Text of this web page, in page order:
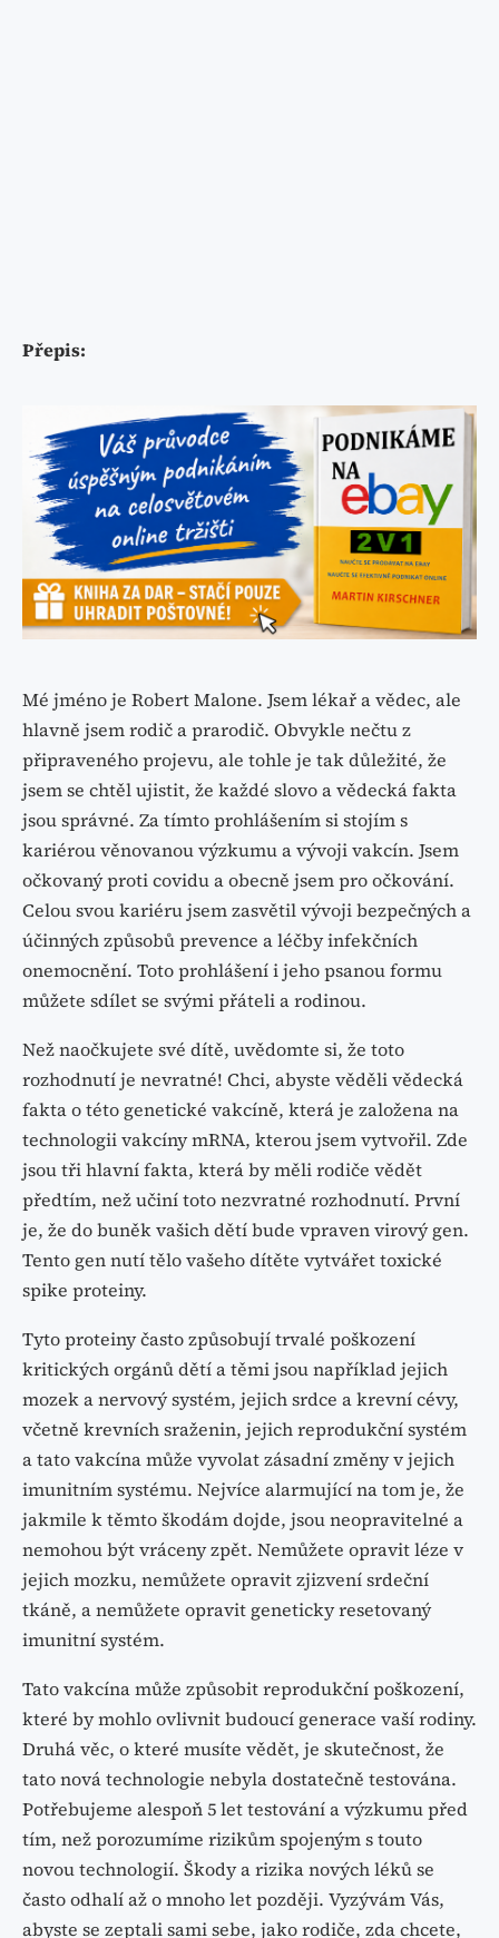
Přepis:
Mé jméno je Robert Malone. Jsem lékař a vědec, ale
hlavně jsem rodič a prarodič. Obvykle nečtu z
připraveného projevu, ale tohle je tak důležité, že
jsem se chtěl ujistit, že každé slovo a vědecká fakta
jsou správné. Za tímto prohlášením si stojím s
kariérou věnovanou výzkumu a vývoji vakcín. Jsem
očkovaný proti covidu a obecně jsem pro očkování.
Celou svou kariéru jsem zasvětil vývoji bezpečných a
účinných způsobů prevence a léčby infekčních
onemocnění. Toto prohlášení i jeho psanou formu
můžete sdílet se svými přáteli a rodinou.
Než naočkujete své dítě, uvědomte si, že toto
rozhodnutí je nevratné! Chci, abyste věděli vědecká
fakta o této genetické vakcíně, která je založena na
technologii vakcíny mRNA, kterou jsem vytvořil. Zde
jsou tři hlavní fakta, která by měli rodiče vědět
předtím, než učiní toto nezvratné rozhodnutí. První
je, že do buněk vašich dětí bude vpraven virový gen.
Tento gen nutí tělo vašeho dítěte vytvářet toxické
spike proteiny.
Tyto proteiny často způsobují trvalé poškození
kritických orgánů dětí a těmi jsou například jejich
mozek a nervový systém, jejich srdce a krevní cévy,
včetně krevních sraženin, jejich reprodukční systém
a tato vakcína může vyvolat zásadní změny v jejich
imunitním systému. Nejvíce alarmující na tom je, že
jakmile k těmto škodám dojde, jsou neopravitelné a
nemohou být vráceny zpět. Nemůžete opravit léze v
jejich mozku, nemůžete opravit zjizvení srdeční
tkáně, a nemůžete opravit geneticky resetovaný
imunitní systém.
Tato vakcína může způsobit reprodukční poškození,
které by mohlo ovlivnit budoucí generace vaší rodiny.
Druhá věc, o které musíte vědět, je skutečnost, že
tato nová technologie nebyla dostatečně testována.
Potřebujeme alespoň 5 let testování a výzkumu před
tím, než porozumíme rizikům spojeným s touto
novou technologií. Škody a rizika nových léků se
často odhalí až o mnoho let později. Vyzývám Vás,
abyste se zeptali sami sebe, jako rodiče, zda chcete,